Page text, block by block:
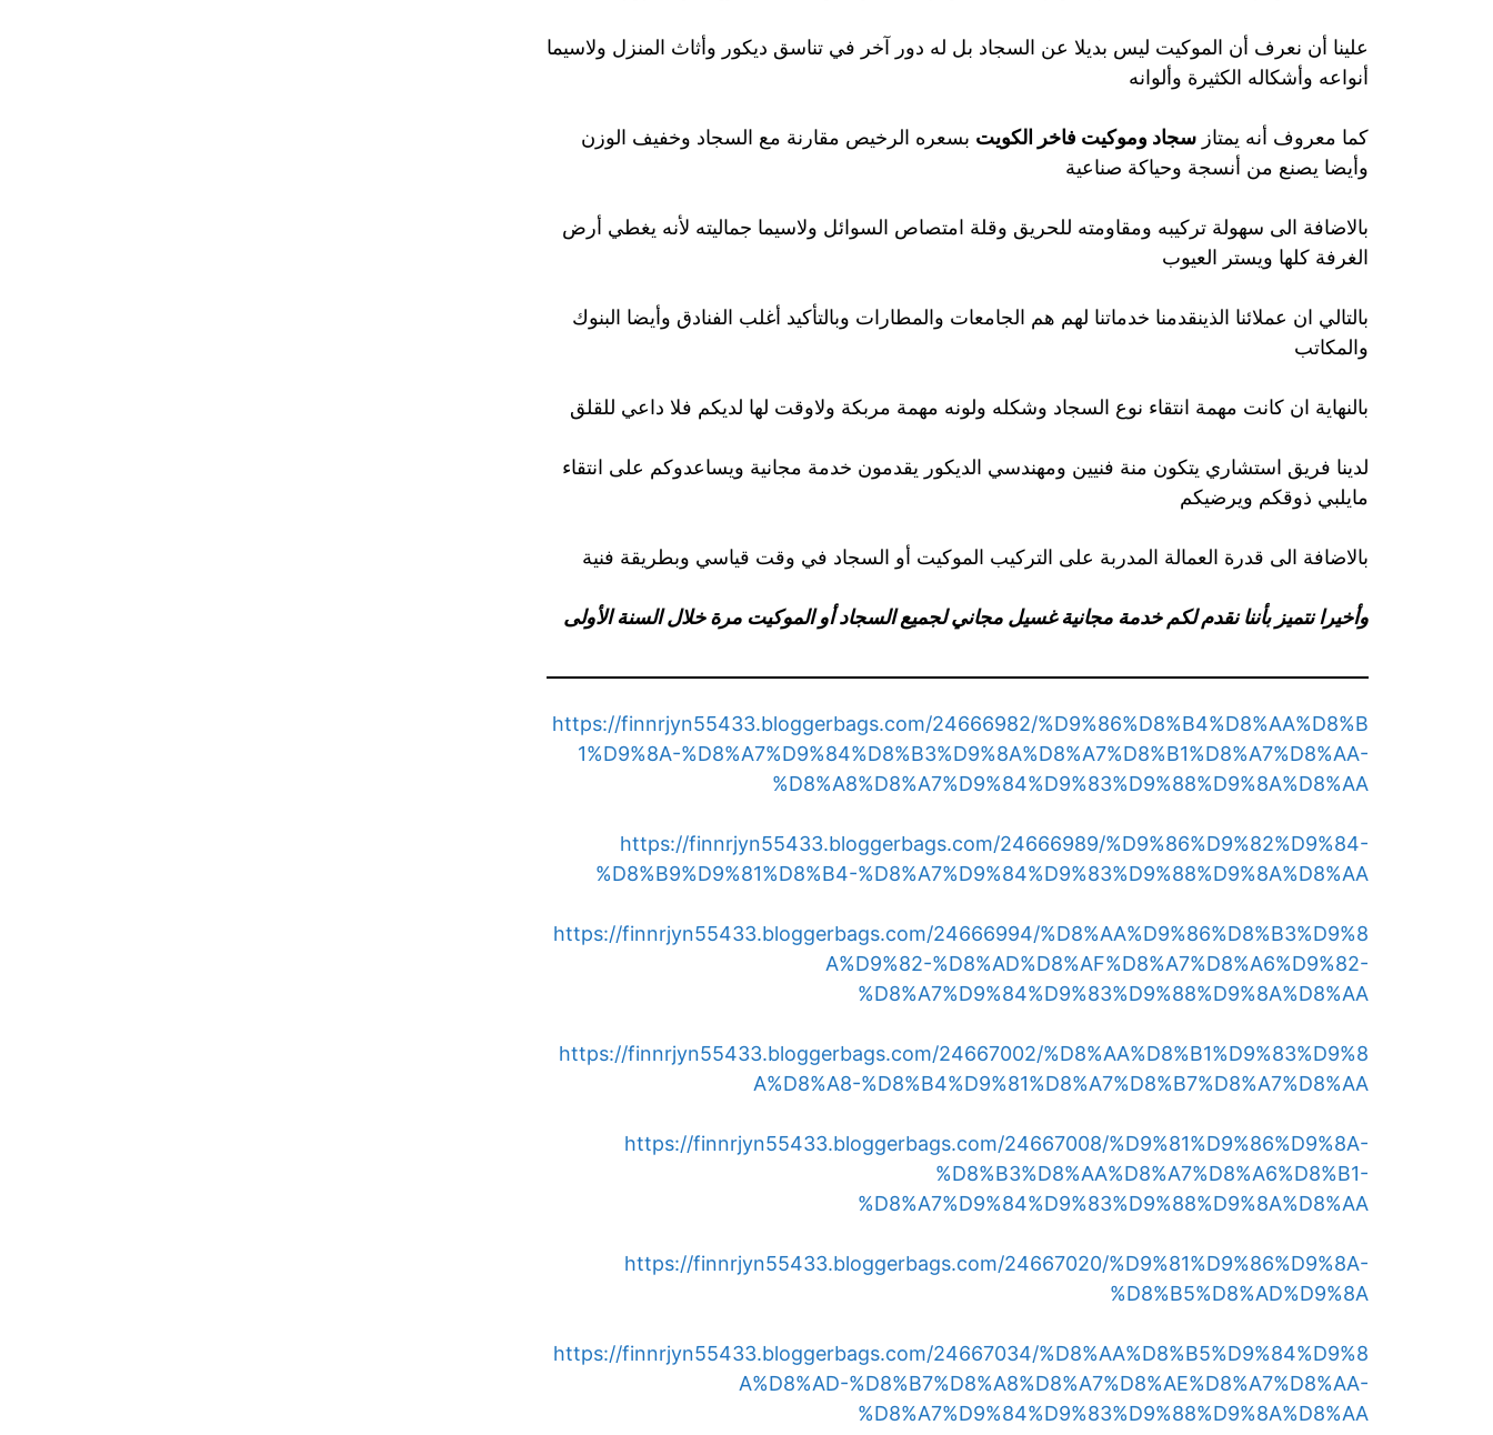
علينا أن نعرف أن الموكيت ليس بديلا عن السجاد بل له دور آخر في تناسق ديكور وأثاث المنزل ولاسيما
أنواعه وأشكاله الكثيرة وألوانه
كما معروف أنه يمتاز سجاد وموكيت فاخر الكويت بسعره الرخيص مقارنة مع السجاد وخفيف الوزن
وأيضا يصنع من أنسجة وحياكة صناعية
بالاضافة الى سهولة تركيبه ومقاومته للحريق وقلة امتصاص السوائل ولاسيما جماليته لأنه يغطي أرض
الغرفة كلها ويستر العيوب
بالتالي ان عملائنا الذينقدمنا خدماتنا لهم هم الجامعات والمطارات وبالتأكيد أغلب الفنادق وأيضا البنوك
والمكاتب
بالنهاية ان كانت مهمة انتقاء نوع السجاد وشكله ولونه مهمة مربكة ولاوقت لها لديكم فلا داعي للقلق
لدينا فريق استشاري يتكون منة فنيين ومهندسي الديكور يقدمون خدمة مجانية ويساعدوكم على انتقاء
مايلبي ذوقكم ويرضيكم
بالاضافة الى قدرة العمالة المدربة على التركيب الموكيت أو السجاد في وقت قياسي وبطريقة فنية
وأخيرا نتميز بأننا نقدم لكم خدمة مجانية غسيل مجاني لجميع السجاد أو الموكيت مرة خلال السنة الأولى
https://finnrjyn55433.bloggerbags.com/24666982/%D9%86%D8%B4%D8%AA%D8%B
1%D9%8A-%D8%A7%D9%84%D8%B3%D9%8A%D8%A7%D8%B1%D8%A7%D8%AA-
%D8%A8%D8%A7%D9%84%D9%83%D9%88%D9%8A%D8%AA
https://finnrjyn55433.bloggerbags.com/24666989/%D9%86%D9%82%D9%84-
%D8%B9%D9%81%D8%B4-%D8%A7%D9%84%D9%83%D9%88%D9%8A%D8%AA
https://finnrjyn55433.bloggerbags.com/24666994/%D8%AA%D9%86%D8%B3%D9%8
A%D9%82-%D8%AD%D8%AF%D8%A7%D8%A6%D9%82-
%D8%A7%D9%84%D9%83%D9%88%D9%8A%D8%AA
https://finnrjyn55433.bloggerbags.com/24667002/%D8%AA%D8%B1%D9%83%D9%8
A%D8%A8-%D8%B4%D9%81%D8%A7%D8%B7%D8%A7%D8%AA
https://finnrjyn55433.bloggerbags.com/24667008/%D9%81%D9%86%D9%8A-
%D8%B3%D8%AA%D8%A7%D8%A6%D8%B1-
%D8%A7%D9%84%D9%83%D9%88%D9%8A%D8%AA
https://finnrjyn55433.bloggerbags.com/24667020/%D9%81%D9%86%D9%8A-
%D8%B5%D8%AD%D9%8A
https://finnrjyn55433.bloggerbags.com/24667034/%D8%AA%D8%B5%D9%84%D9%8
A%D8%AD-%D8%B7%D8%A8%D8%A7%D8%AE%D8%A7%D8%AA-
%D8%A7%D9%84%D9%83%D9%88%D9%8A%D8%AA